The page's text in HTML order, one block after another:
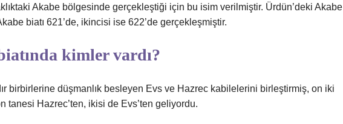
Akabe bölgesinde gerçekleştiği için bu isim verilmiştir. Ürdün’deki Akabe
Akabe biatı 621’de, ikincisi ise 622’de gerçekleşmiştir.
kimler vardı?
birbirlerine düşmanlık besleyen Evs ve Hazrec kabilelerini birleştirmiş, on iki
tanesi Hazrec’ten, ikisi de Evs’ten geliyordu.